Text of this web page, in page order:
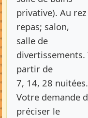
privative). Au
repas; salon,
salle de
divertissements.
partir de
7, 14, 28 nuitées.
Votre demande
préciser le